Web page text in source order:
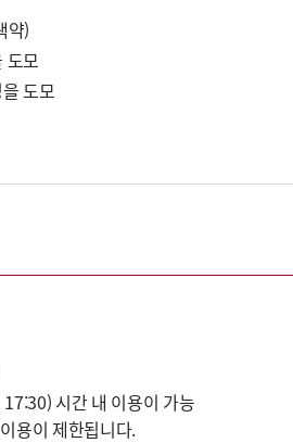
약)
도모
도모
시간 내 이용이 가능
용이 제한됩니다.